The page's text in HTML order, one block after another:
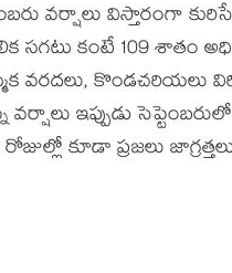
వర్షాలు విస్తారంగా
సగటు కంటే 109 శాతం
వరదలు, కొండచరియలు
వర్షాలు ఇప్పుడు
కూడా ప్రజలు